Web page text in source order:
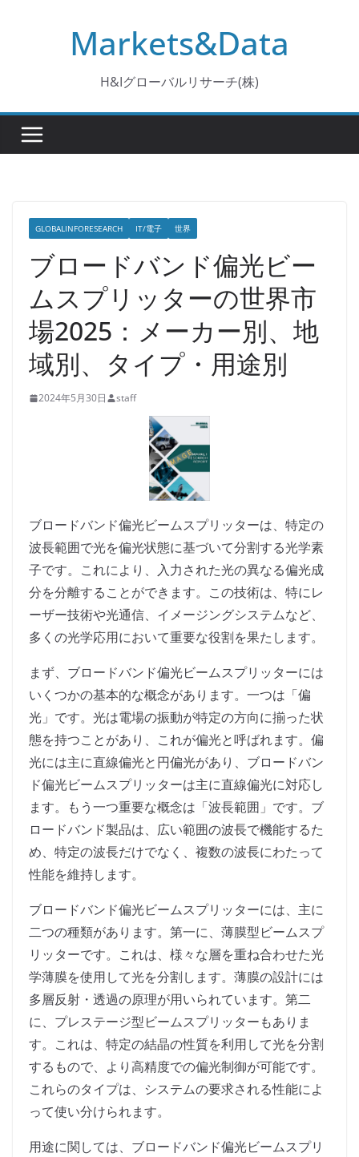
Markets&Data
H&Iグローバルリサーチ(株)
GLOBALINFORESEARCH IT/電子 世界
ブロードバンド偏光ビー
ムスプリッターの世界市
場2025：メーカー別、地
域別、タイプ・用途別
2024年5月30日 staff
ブロードバンド偏光ビームスプリッターは、特定の
波長範囲で光を偏光状態に基づいて分割する光学素
子です。これにより、入力された光の異なる偏光成
分を分離することができます。この技術は、特にレ
ーザー技術や光通信、イメージングシステムなど、
多くの光学応用において重要な役割を果たします。
まず、ブロードバンド偏光ビームスプリッターには
いくつかの基本的な概念があります。一つは「偏
光」です。光は電場の振動が特定の方向に揃った状
態を持つことがあり、これが偏光と呼ばれます。偏
光には主に直線偏光と円偏光があり、ブロードバン
ド偏光ビームスプリッターは主に直線偏光に対応し
ます。もう一つ重要な概念は「波長範囲」です。ブ
ロードバンド製品は、広い範囲の波長で機能するた
め、特定の波長だけでなく、複数の波長にわたって
性能を維持します。
ブロードバンド偏光ビームスプリッターには、主に
二つの種類があります。第一に、薄膜型ビームスプ
リッターです。これは、様々な層を重ね合わせた光
学薄膜を使用して光を分割します。薄膜の設計には
多層反射・透過の原理が用いられています。第二
に、プレステージ型ビームスプリッターもありま
す。これは、特定の結晶の性質を利用して光を分割
するもので、より高精度での偏光制御が可能です。
これらのタイプは、システムの要求される性能によ
って使い分けられます。
用途に関しては、ブロードバンド偏光ビームスプリ